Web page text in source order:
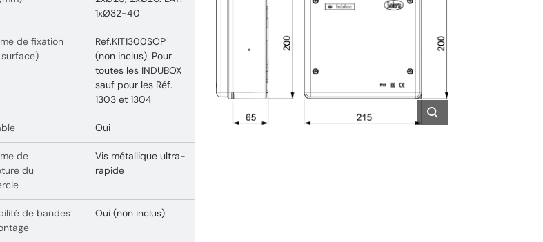
1xØ32-40
de fixation
surface)
Ref.KIT1300SOP
(non inclus). Pour
toutes les INDUBOX
sauf pour les Réf.
1303 et 1304
Oui
de
du
Vis métallique ultra-
rapide
de bandes
Oui (non inclus)